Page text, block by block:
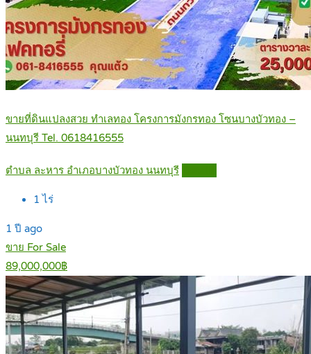
ขายที่ดินแปลงสวย ทำเลทอง โครงการมังกรทอง โซนบางบัวทอง –
นนทบุรี Tel. 0618416555
ตำบล ละหาร อำเภอบางบัวทอง นนทบุรี
1 ไร่
1 ปี ago
ขาย For Sale
89,000,000฿